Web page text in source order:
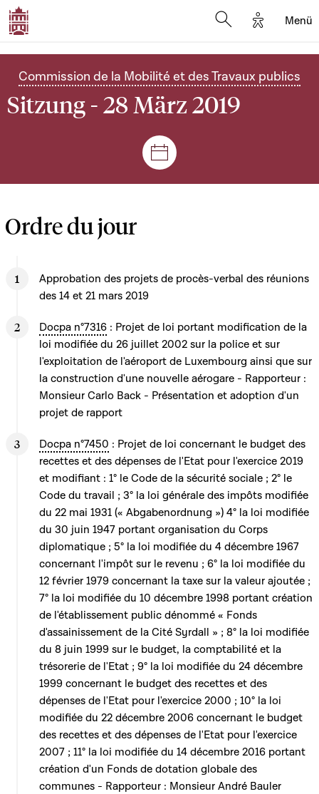
Options
Menü
Commission de la Mobilité et des Travaux publics
Sitzung - 28 März 2019
Plenar- und
Ordre du jour
Approbation des projets de procès-verbal des réunions
des 14 et 21 mars 2019
Docpa n°7316 : Projet de loi portant modification de la
loi modifiée du 26 juillet 2002 sur la police et sur
l'exploitation de l'aéroport de Luxembourg ainsi que sur
la construction d'une nouvelle aérogare - Rapporteur :
Monsieur Carlo Back - Présentation et adoption d'un
projet de rapport
Docpa n°7450 : Projet de loi concernant le budget des
recettes et des dépenses de l'Etat pour l'exercice 2019
et modifiant : 1° le Code de la sécurité sociale ; 2° le
Code du travail ; 3° la loi générale des impôts modifiée
du 22 mai 1931 (« Abgabenordnung ») 4° la loi modifiée
du 30 juin 1947 portant organisation du Corps
diplomatique ; 5° la loi modifiée du 4 décembre 1967
concernant l'impôt sur le revenu ; 6° la loi modifiée du
12 février 1979 concernant la taxe sur la valeur ajoutée ;
7° la loi modifiée du 10 décembre 1998 portant création
de l'établissement public dénommé « Fonds
d'assainissement de la Cité Syrdall » ; 8° la loi modifiée
du 8 juin 1999 sur le budget, la comptabilité et la
trésorerie de l'Etat ; 9° la loi modifiée du 24 décembre
1999 concernant le budget des recettes et des
dépenses de l'Etat pour l'exercice 2000 ; 10° la loi
modifiée du 22 décembre 2006 concernant le budget
des recettes et des dépenses de l'Etat pour l'exercice
2007 ; 11° la loi modifiée du 14 décembre 2016 portant
création d'un Fonds de dotation globale des
communes - Rapporteur : Monsieur André Bauler